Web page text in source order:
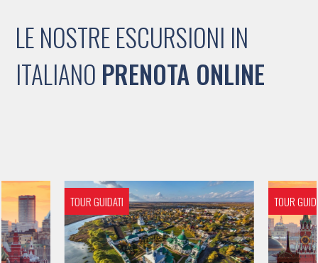
LE NOSTRE ESCURSIONI IN
ITALIANO PRENOTA ONLINE
TOUR GUIDATI TOUR